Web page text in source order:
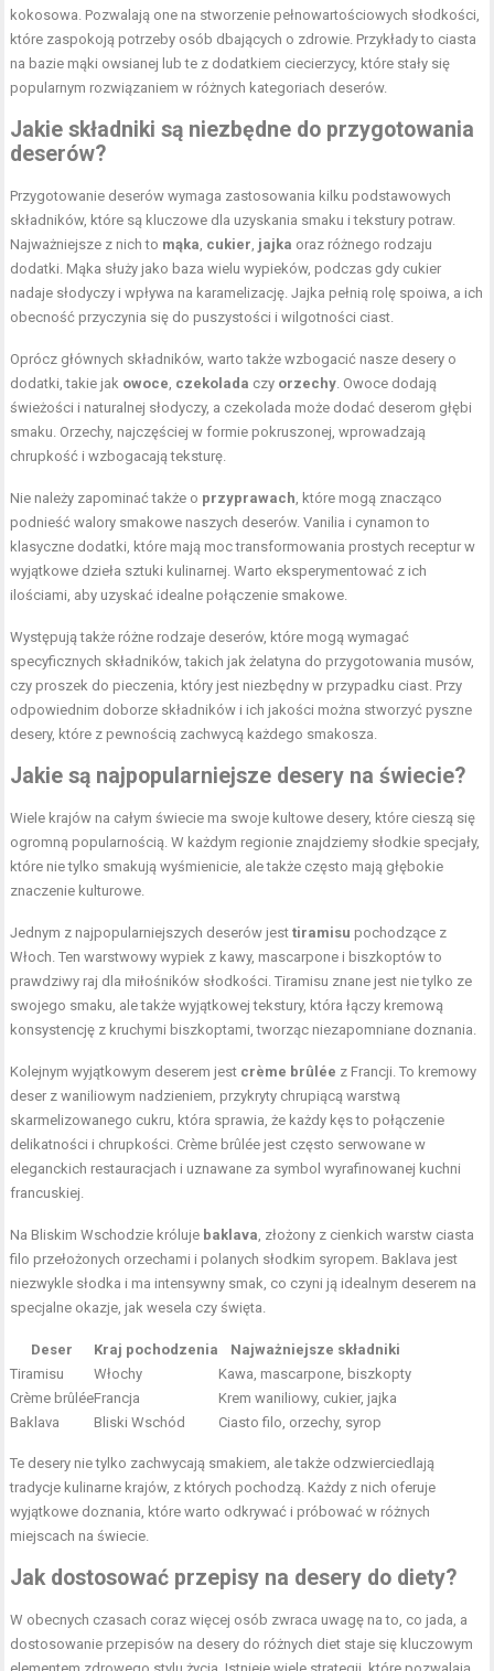
kokosowa. Pozwalają one na stworzenie pełnowartościowych słodkości,
które zaspokoją potrzeby osób dbających o zdrowie. Przykłady to ciasta
na bazie mąki owsianej lub te z dodatkiem ciecierzycy, które stały się
popularnym rozwiązaniem w różnych kategoriach deserów.
Jakie składniki są niezbędne do przygotowania
deserów?
Przygotowanie deserów wymaga zastosowania kilku podstawowych
składników, które są kluczowe dla uzyskania smaku i tekstury potraw.
Najważniejsze z nich to mąka, cukier, jajka oraz różnego rodzaju
dodatki. Mąka służy jako baza wielu wypieków, podczas gdy cukier
nadaje słodyczy i wpływa na karamelizację. Jajka pełnią rolę spoiwa, a ich
obecność przyczynia się do puszystości i wilgotności ciast.
Oprócz głównych składników, warto także wzbogacić nasze desery o
dodatki, takie jak owoce, czekolada czy orzechy. Owoce dodają
świeżości i naturalnej słodyczy, a czekolada może dodać deserom głębi
smaku. Orzechy, najczęściej w formie pokruszonej, wprowadzają
chrupkość i wzbogacają teksturę.
Nie należy zapominać także o przyprawach, które mogą znacząco
podnieść walory smakowe naszych deserów. Vanilia i cynamon to
klasyczne dodatki, które mają moc transformowania prostych receptur w
wyjątkowe dzieła sztuki kulinarnej. Warto eksperymentować z ich
ilościami, aby uzyskać idealne połączenie smakowe.
Występują także różne rodzaje deserów, które mogą wymagać
specyficznych składników, takich jak żelatyna do przygotowania musów,
czy proszek do pieczenia, który jest niezbędny w przypadku ciast. Przy
odpowiednim doborze składników i ich jakości można stworzyć pyszne
desery, które z pewnością zachwycą każdego smakosza.
Jakie są najpopularniejsze desery na świecie?
Wiele krajów na całym świecie ma swoje kultowe desery, które cieszą się
ogromną popularnością. W każdym regionie znajdziemy słodkie specjały,
które nie tylko smakują wyśmienicie, ale także często mają głębokie
znaczenie kulturowe.
Jednym z najpopularniejszych deserów jesttiramisu pochodzące z
Włoch. Ten warstwowy wypiek z kawy, mascarpone i biszkoptów to
prawdziwy raj dla miłośników słodkości. Tiramisu znane jest nie tylko ze
swojego smaku, ale także wyjątkowej tekstury, która łączy kremową
konsystencję z kruchymi biszkoptami, tworząc niezapomniane doznania.
Kolejnym wyjątkowym deserem jest crème brûlée z Francji. To kremowy
deser z waniliowym nadzieniem, przykryty chrupiącą warstwą
skarmelizowanego cukru, która sprawia, że każdy kęs to połączenie
delikatności i chrupkości. Crème brûlée jest często serwowane w
eleganckich restauracjach i uznawane za symbol wyrafinowanej kuchni
francuskiej.
Na Bliskim Wschodzie króluje baklava, złożony z cienkich warstw ciasta
filo przełożonych orzechami i polanych słodkim syropem. Baklava jest
niezwykle słodka i ma intensywny smak, co czyni ją idealnym deserem na
specjalne okazje, jak wesela czy święta.
Deser Kraj pochodzenia
Najważniejsze składniki
Tiramisu
Włochy
Kawa, mascarpone, biszkopty
Crème brûléeFrancja
Krem waniliowy, cukier, jajka
Baklava
Bliski Wschód Ciasto filo, orzechy, syrop
Te desery nie tylko zachwycają smakiem, ale także odzwierciedlają
tradycje kulinarne krajów, z których pochodzą. Każdy z nich oferuje
wyjątkowe doznania, które warto odkrywać i próbować w różnych
miejscach na świecie.
Jak dostosować przepisy na desery do diety?
W obecnych czasach coraz więcej osób zwraca uwagę na to, co jada, a
dostosowanie przepisów na desery do różnych diet staje się kluczowym